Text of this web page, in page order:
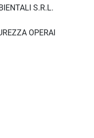
S.R.L.
OPERAI